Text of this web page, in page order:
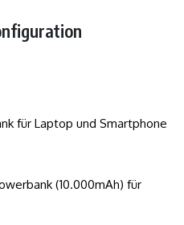
für Laptop und Smartphone
(10.000mAh) für